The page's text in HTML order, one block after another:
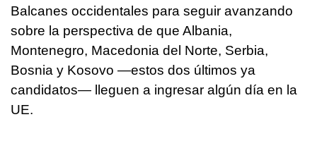
Balcanes occidentales para seguir avanzando
sobre la perspectiva de que Albania,
Montenegro, Macedonia del Norte, Serbia,
Bosnia y Kosovo —estos dos últimos ya
candidatos— lleguen a ingresar algún día en la
UE.